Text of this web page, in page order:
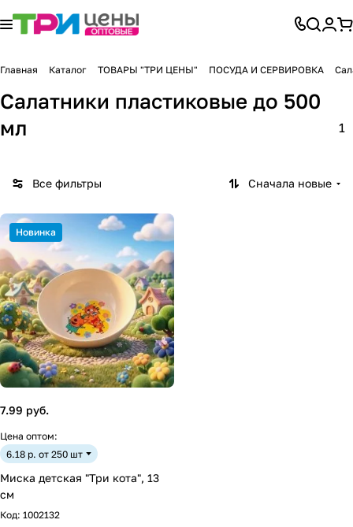
Главная Каталог ТОВАРЫ "ТРИ ЦЕНЫ" ПОСУДА И СЕРВИРОВКА
Салатники пластиковые до 500
мл
1
Все фильтры Сначала новые
Новинка
7.99 руб.
Цена оптом:
6.18 р. от 250 шт
Миска детская "Три кота", 13
см
Код: 1002132